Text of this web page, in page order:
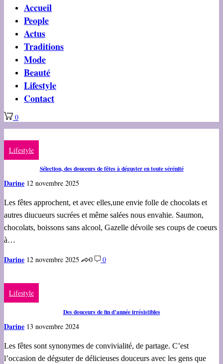
Accueil
People
Actus
Traditions
Mode
Beauté
Lifestyle
Contact
0
Lifestyle
Sélection, des douceurs de fêtes à déguster en toute sérénité
Darine 12 novembre 2025
Les fêtes approchent, et avec elles,une envie folle de chocolats et
autres diucueurs sucrées et même salées nous envahie. Saumon,
chocolats, boissons sans alcool, Gazelle dévoile ses coups de coeurs
à…
Darine 12 novembre 2025 0 0
Lifestyle
Des douceurs de fin d’année irrésistibles
Darine 13 novembre 2024
Les fêtes sont synonymes de convivialité, de partage. C’est
l’occasion de dégsuter de délicieuses douceurs avec les gens que